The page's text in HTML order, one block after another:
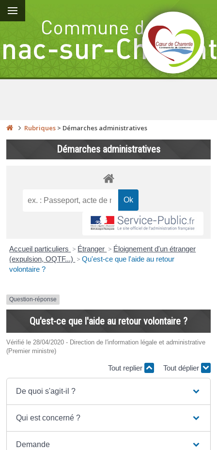
Rubriques > Démarches administratives
Démarches administratives
Accueil particuliers > Étranger > Éloignement d'un étranger
(expulsion, OQTF...) > Qu'est-ce que l'aide au retour
volontaire ?
Question-réponse
Qu'est-ce que l'aide au retour volontaire ?
Vérifié le 28/04/2020 - Direction de l'information légale et administrative
(Premier ministre)
Tout replier Tout déplier
De quoi s'agit-il ?
Qui est concerné ?
Demande